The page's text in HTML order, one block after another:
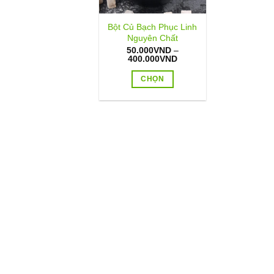
Bột Củ Bạch Phục Linh
Nguyên Chất
50.000VND –
400.000VNDKhoảng
400.000VND
CHỌN